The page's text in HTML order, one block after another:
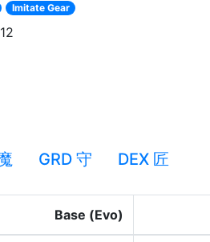
Imitate Gear
GRD 守 DEX 匠
Base (Evo)